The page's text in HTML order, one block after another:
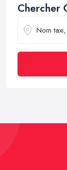
Chercher